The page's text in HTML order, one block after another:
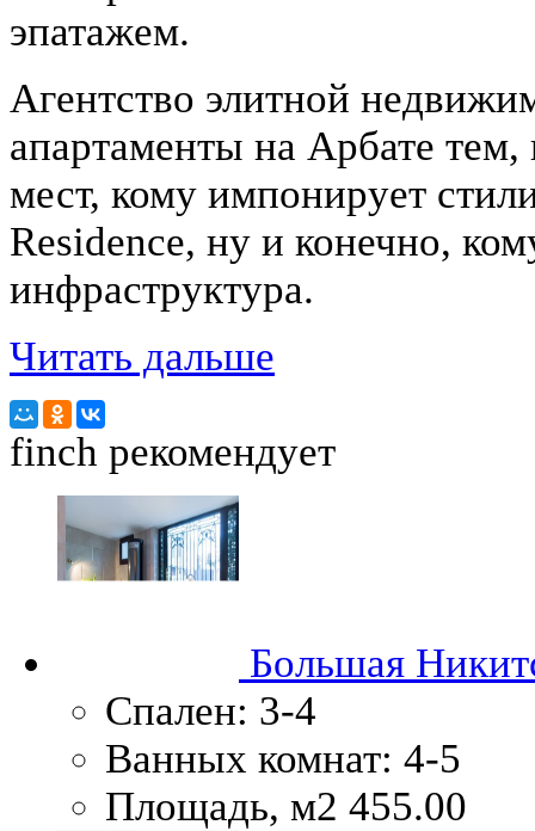
эпатажем.
Агентство элитной
апартаменты на Арбате
мест, кому импонирует
Residence, ну и конечно,
инфраструктура.
Читать дальше
finch рекомендует
Большая
Спален: 3-4
Ванных комнат: 4-5
Площадь, м2 455.00